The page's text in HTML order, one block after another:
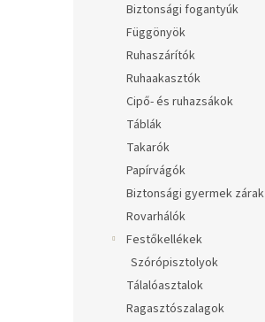
Biztonsági fogantyúk
Függönyök
Ruhaszárítók
Ruhaakasztók
Cipő- és ruhazsákok
Táblák
Takarók
Papírvágók
Biztonsági gyermek zárak
Rovarhálók
Festőkellékek
Szórópisztolyok
Tálalóasztalok
Ragasztószalagok